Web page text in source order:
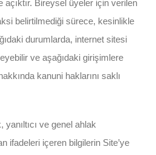
Bireysel üyeler için verilen
belirtilmediği sürece, kesinlikle
durumlarda, internet sitesi
ve aşağıdaki girişimlere
kanuni haklarını saklı
ve genel ahlak
ifadeleri içeren bilgilerin Site’ye